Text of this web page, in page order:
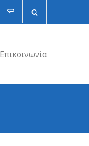
Επικοινωνία